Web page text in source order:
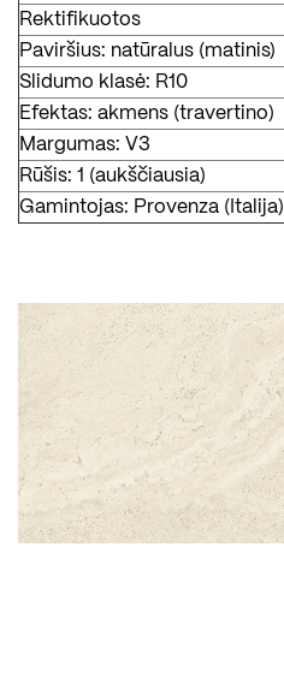
Rektifikuotos
Paviršius: natūralus (matinis)
Slidumo klasė: R10
Efektas: akmens (travertino)
Margumas: V3
Rūšis: 1 (aukščiausia)
Gamintojas: Provenza (Italija)